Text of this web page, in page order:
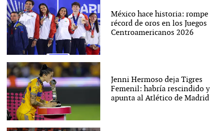
México hace historia: rompe
récord de oros en los Juegos
Centroamericanos 2026
Jenni Hermoso deja Tigres
Femenil: habría rescindido y
apunta al Atlético de Madrid